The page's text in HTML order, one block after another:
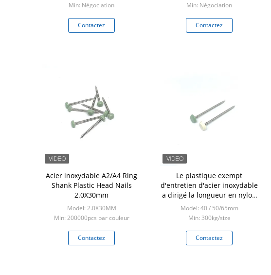
Min: Négociation
Contactez
Min: Négociation
Contactez
Acier inoxydable A2/A4 Ring
Shank Plastic Head Nails
2.0X30mm
Model: 2.0X30MM
Min: 200000pcs par couleur
Contactez
Le plastique exempt
d'entretien d'acier inoxydable
a dirigé la longueur en nylon
des clous PA6 50MM
Model: 40 / 50/65mm
Min: 300kg/size
Contactez